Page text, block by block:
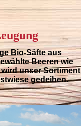
Bio-Säfte aus
Beeren wie
unser Sortiment
gedeihen.